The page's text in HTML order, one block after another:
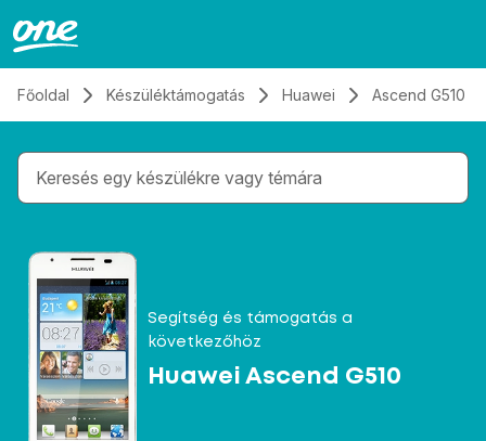
Főoldal Készüléktámogatás Huawei Ascend G510
Gépelés közben megjelennek a keresési
Segítség és támogatás a
következőhöz
Huawei Ascend G510